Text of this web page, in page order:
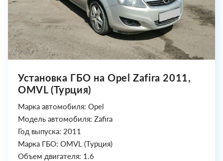
Установка ГБО на Opel Zafira 2011,
OMVL (Турция)
Марка автомобиля: Opel
Модель автомобиля: Zafira
Год выпуска: 2011
Марка ГБО: OMVL (Турция)
Объем двигателя: 1.6